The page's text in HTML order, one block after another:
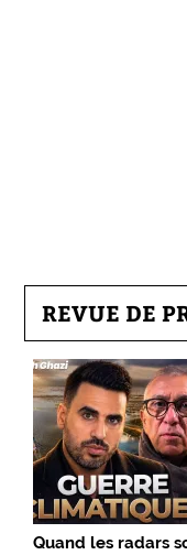
REVUE DE
Quand les radars